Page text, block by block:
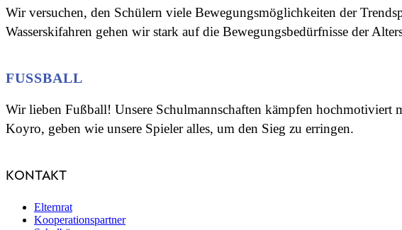
Wir versuchen, den Schülern viele Bewegungsmöglichkeiten der
Wasserskifahren gehen wir stark auf die Bewegungsbedürfnisse der
FUSSBALL
Wir lieben Fußball! Unsere Schulmannschaften kämpfen hochmotiviert
Koyro, geben wie unsere Spieler alles, um den Sieg zu erringen.
KONTAKT
Elternrat
Kooperationspartner